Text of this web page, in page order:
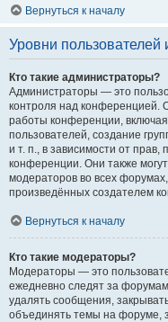
Вернуться к началу
Уровни пользователей
Кто такие администраторы?
Администраторы — это
контроля над конференцией.
работы конференции,
пользователей, создание
и т. п., в зависимости от
конференции. Они также
модераторов во всех
произведённых создателем
Вернуться к началу
Кто такие модераторы?
Модераторы — это
ежедневно следят за
удалять сообщения,
объединять темы на форуме,